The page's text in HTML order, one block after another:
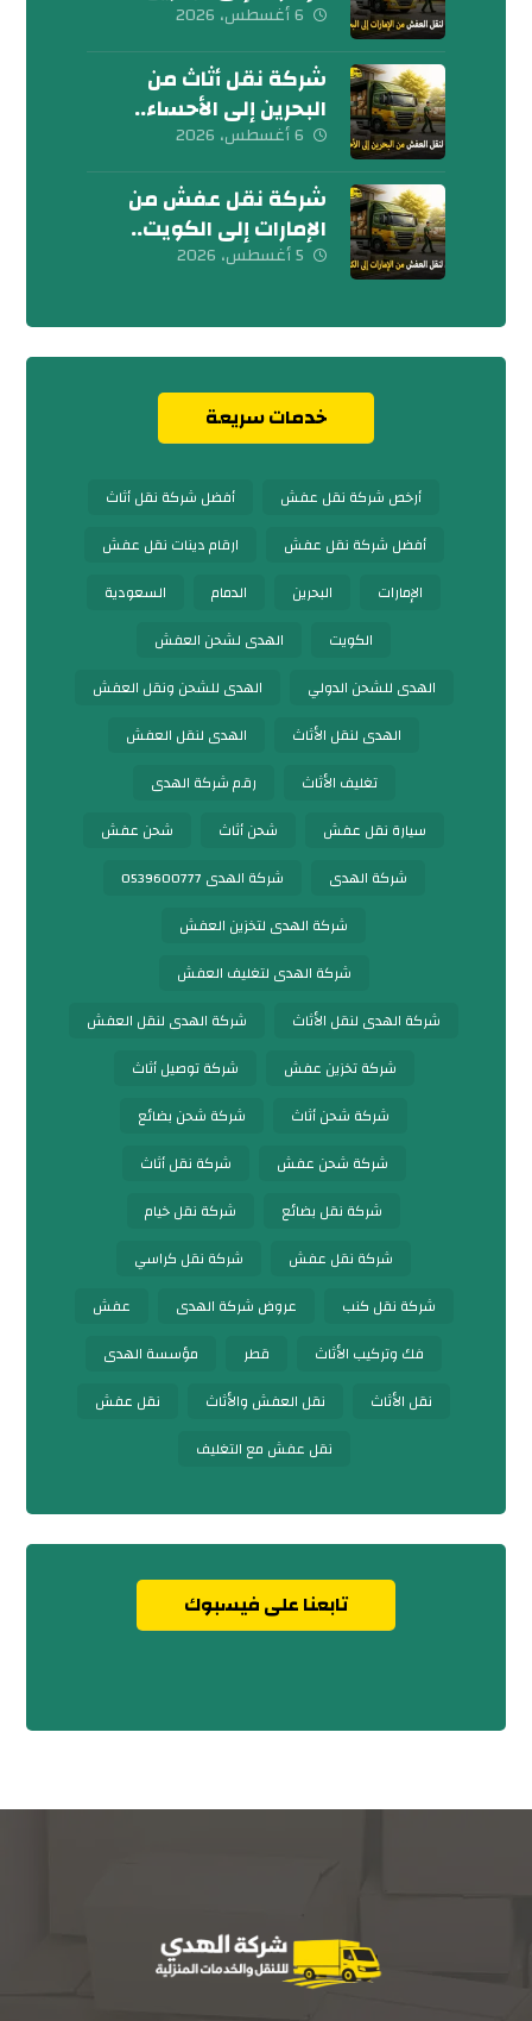
كلمنا الآن
6 أغسطس، 2026
شركة نقل أثاث من
البحرين إلى الأحساء..
إتصل بنا الآن
6 أغسطس، 2026
شركة نقل عفش من
الإمارات إلى الكويت..
تواصل معنا الآن
5 أغسطس، 2026
خدمات سريعة
أرخص شركة نقل عفش
أفضل شركة نقل أثاث
أفضل شركة نقل عفش
ارقام دينات نقل عفش
الإمارات
البحرين الدمام
السعودية
الكويت
الهدى لشحن العفش
الهدى للشحن الدولي
الهدى للشحن ونقل العفش
الهدى لنقل الأثاث
الهدى لنقل العفش
تغليف الأثاث
رقم شركة الهدى
سيارة نقل عفش
شحن أثاث
شحن عفش
شركة الهدى
شركة الهدى 0539600777
شركة الهدى لتخزين العفش
شركة الهدى لتغليف العفش
شركة الهدى لنقل الأثاث
شركة الهدى لنقل العفش
شركة تخزين عفش
شركة توصيل أثاث
شركة شحن أثاث
شركة شحن بضائع
شركة شحن عفش
شركة نقل أثاث
شركة نقل بضائع
شركة نقل خيام
شركة نقل عفش
شركة نقل كراسي
شركة نقل كنب
عروض شركة الهدى
عفش
فك وتركيب الأثاث
قطر
مؤسسة الهدى
نقل الأثاث
نقل العفش والأثاث
نقل عفش
نقل عفش مع التغليف
تابعنا على فيسبوك